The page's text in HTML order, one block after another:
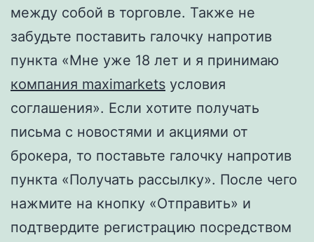
между собой в торговле. Также не
забудьте поставить галочку напротив
пункта «Мне уже 18 лет и я принимаю
компания maximarkets условия
соглашения». Если хотите получать
письма с новостями и акциями от
брокера, то поставьте галочку напротив
пункта «Получать рассылку». После чего
нажмите на кнопку «Отправить» и
подтвердите регистрацию посредством